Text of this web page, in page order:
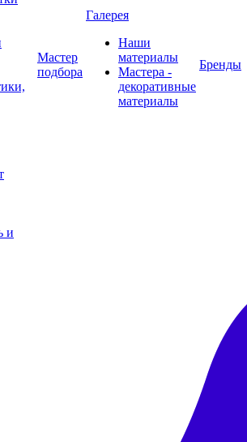
и
Мастер
подбора
Галерея
Наши
материалы
Мастера -
декоративные
материалы
Бренды